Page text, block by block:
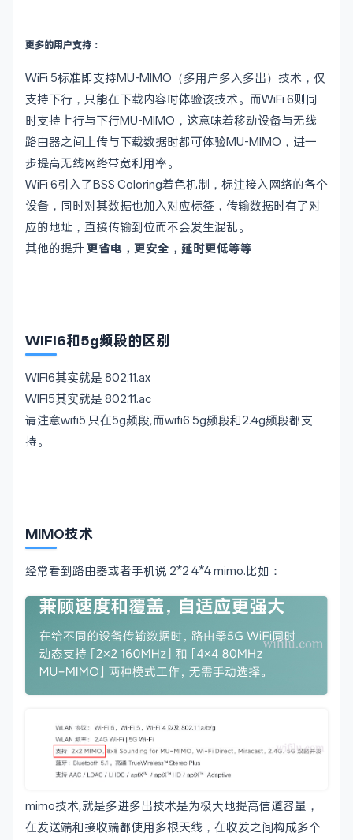
更多的用户支持：
WiFi 5标准即支持MU-MIMO（多用户多入多出）技术，仅
支持下行，只能在下载内容时体验该技术。而WiFi 6则同
时支持上行与下行MU-MIMO，这意味着移动设备与无线
路由器之间上传与下载数据时都可体验MU-MIMO，进一
步提高无线网络带宽利用率。
WiFi 6引入了BSS Coloring着色机制，标注接入网络的各个
设备，同时对其数据也加入对应标签，传输数据时有了对
应的地址，直接传输到位而不会发生混乱。
其他的提升更省电， 更安全， 延时更低等等
WIFI6和5g频段的区别
WIFI6其实就是 802.11.ax
WIFI5其实就是 802.11.ac
请注意wifi5 只在5g频段,而wifi6 5g频段和2.4g频段都支
持。
MIMO技术
经常看到路由器或者手机说 2*2 4*4 mimo.比如：
mimo技术,就是多进多出技术是为极大地提高信道容量，
在发送端和接收端都使用多根天线，在收发之间构成多个